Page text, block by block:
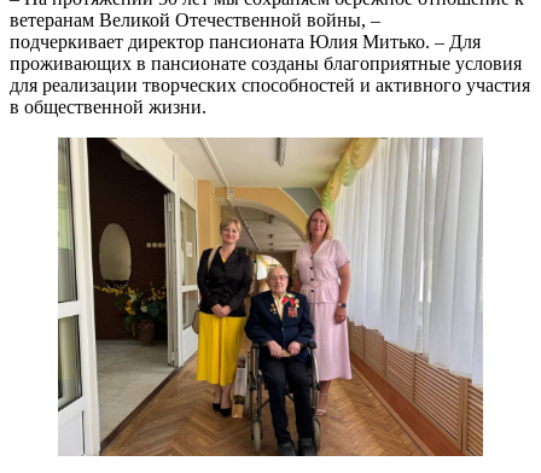
ветеранам Великой Отечественной войны, –
подчеркивает директор пансионата Юлия Митько. – Для
проживающих в пансионате созданы благоприятные условия
для реализации творческих способностей и активного участия
в общественной жизни.